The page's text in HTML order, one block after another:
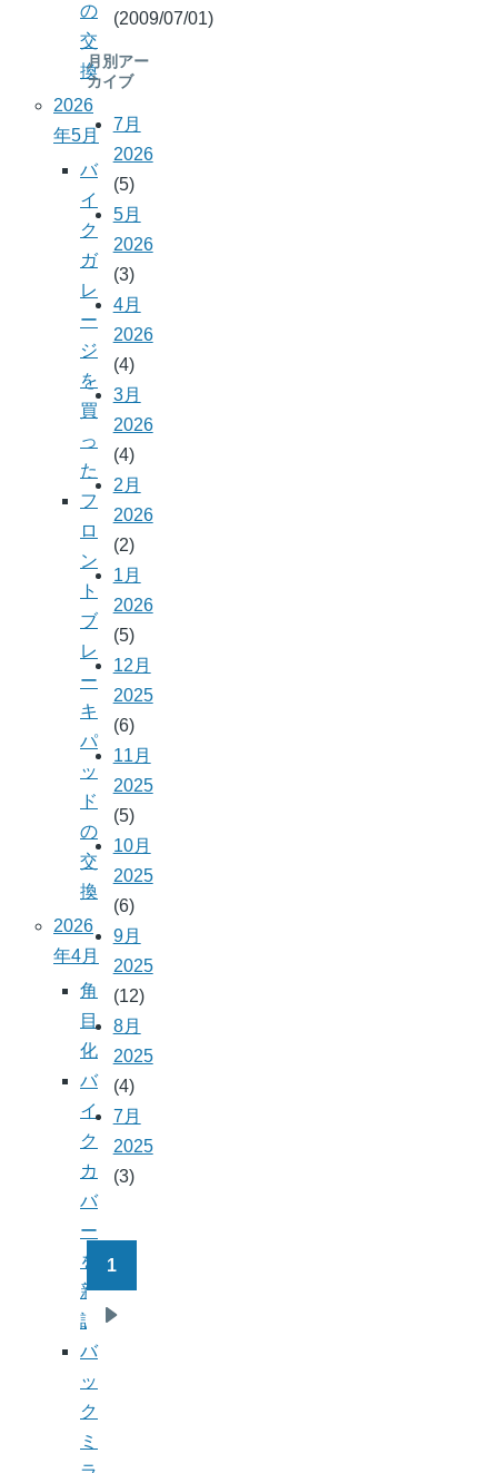
の
交
換
2026
年5月
バ
イ
ク
ガ
レ
ー
ジ
を
買
っ
た
フ
ロ
ン
ト
ブ
レ
ー
キ
パ
ッ
ド
の
交
換
2026
年4月
角
目
化
バ
イ
ク
カ
バ
ー
を
新
調
バ
ッ
ク
ミ
(2009/07/01)
月別アー
カイブ
7月
2026
(5)
5月
2026
(3)
4月
2026
(4)
3月
2026
(4)
2月
2026
(2)
1月
2026
(5)
12月
2025
(6)
11月
2025
(5)
10月
2025
(6)
9月
2025
(12)
8月
2025
(4)
7月
2025
(3)
ペ
ー
ジ
送
り
1